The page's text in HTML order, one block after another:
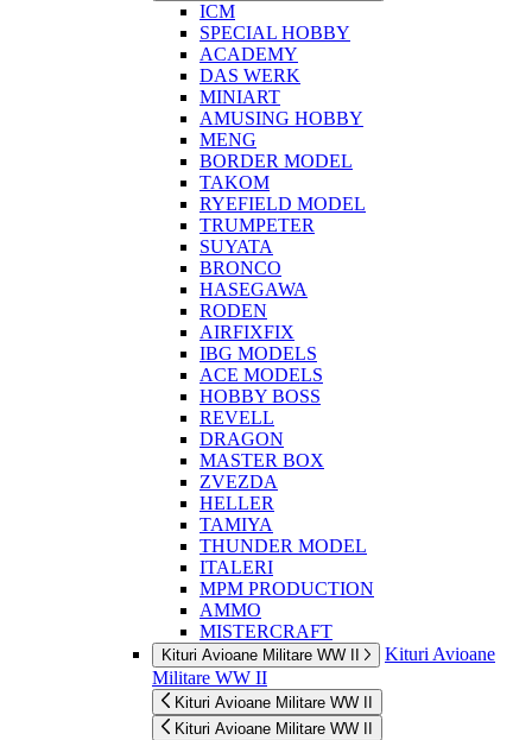
ICM
SPECIAL HOBBY
ACADEMY
DAS WERK
MINIART
AMUSING HOBBY
MENG
BORDER MODEL
TAKOM
RYEFIELD MODEL
TRUMPETER
SUYATA
BRONCO
HASEGAWA
RODEN
AIRFIXFIX
IBG MODELS
ACE MODELS
HOBBY BOSS
REVELL
DRAGON
MASTER BOX
ZVEZDA
HELLER
TAMIYA
THUNDER MODEL
ITALERI
MPM PRODUCTION
AMMO
MISTERCRAFT
Kituri Avioane Militare WW II
Kituri Avioane
Militare WW II
Kituri Avioane Militare WW II
Kituri Avioane Militare WW II